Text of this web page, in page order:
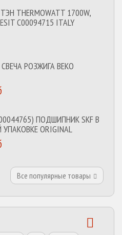
THERMOWATT 1700W,
C00094715 ITALY
РОЗЖИГА BEKO
ПОДШИПНИК SKF В
ORIGINAL
Все популярные товары